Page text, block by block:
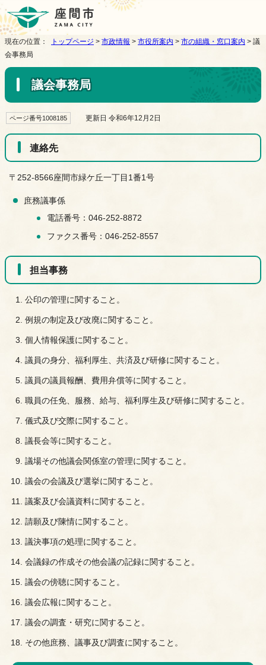
現在の位置： トップページ > 市政情報 > 市役所案内 > 市の組織・窓口案内 > 議
会事務局
議会事務局
ページ番号1008185 更新日 令和6年12月2日
連絡先
〒252-8566座間市緑ケ丘一丁目1番1号
庶務議事係
電話番号：046-252-8872
ファクス番号：046-252-8557
担当事務
公印の管理に関すること。
例規の制定及び改廃に関すること。
個人情報保護に関すること。
議員の身分、福利厚生、共済及び研修に関すること。
議員の議員報酬、費用弁償等に関すること。
職員の任免、服務、給与、福利厚生及び研修に関すること。
儀式及び交際に関すること。
議長会等に関すること。
議場その他議会関係室の管理に関すること。
議会の会議及び選挙に関すること。
議案及び会議資料に関すること。
請願及び陳情に関すること。
議決事項の処理に関すること。
会議録の作成その他会議の記録に関すること。
議会の傍聴に関すること。
議会広報に関すること。
議会の調査・研究に関すること。
その他庶務、議事及び調査に関すること。